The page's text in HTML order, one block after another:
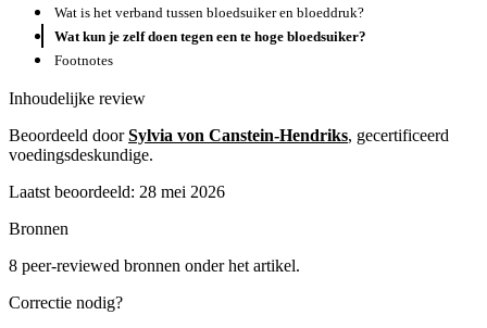
Wat is het verband tussen bloedsuiker en bloeddruk?
Wat kun je zelf doen tegen een te hoge bloedsuiker?
Footnotes
Inhoudelijke review
Beoordeeld doorSylvia von Canstein-Hendriks, gecertificeerd
voedingsdeskundige.
Laatst beoordeeld: 28 mei 2026
Bronnen
8 peer-reviewed bronnen onder het artikel.
Correctie nodig?